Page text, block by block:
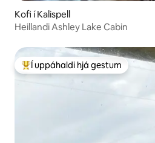
Kofi í Kalispell
Heillandi Ashley Lake Cabin
Í mestu uppáhaldi hjá gestum
Í uppáhaldi hjá gestum